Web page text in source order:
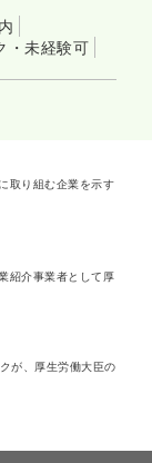
・未経験可
取り組む企業を示す
紹介事業者として厚
が、厚生労働大臣の